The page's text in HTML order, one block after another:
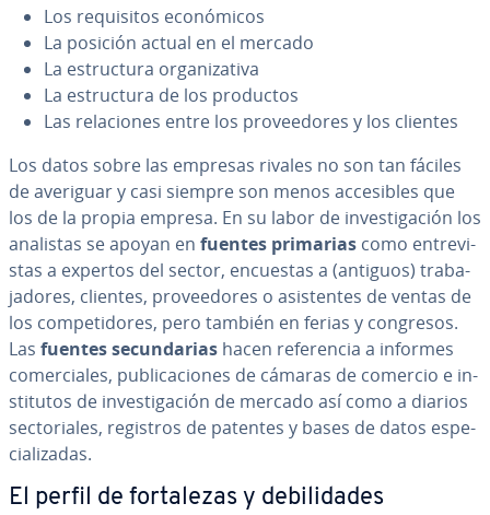
Los re­qui­si­tos eco­nó­mi­cos
La posición actual en el mercado
La es­tru­c­tu­ra or­ga­ni­za­ti­va
La es­tru­c­tu­ra de los productos
Las re­la­cio­nes entre los pro­vee­do­res y los clientes
Los datos sobre las empresas rivales no son tan fáciles
de averiguar y casi siempre son menos ac­ce­si­bles que
los de la propia empresa. En su labor de in­ve­s­ti­ga­ción los
analistas se apoyan en fuentes primarias como en­tre­vi­
s­tas a expertos del sector, encuestas a (antiguos) tra­ba­
ja­do­res, clientes, pro­vee­do­res o asi­s­te­n­tes de ventas de
los co­m­pe­ti­do­res, pero también en ferias y congresos.
Las fuentes se­cu­n­da­rias hacen re­fe­re­n­cia a informes
co­me­r­cia­les, pu­bli­ca­cio­nes de cámaras de comercio e in­
s­ti­tu­tos de in­ve­s­ti­ga­ción de mercado así como a diarios
se­c­to­ria­les, registros de patentes y bases de datos es­pe­
cia­li­za­das.
El perfil de fo­r­ta­le­zas y de­bi­li­da­des